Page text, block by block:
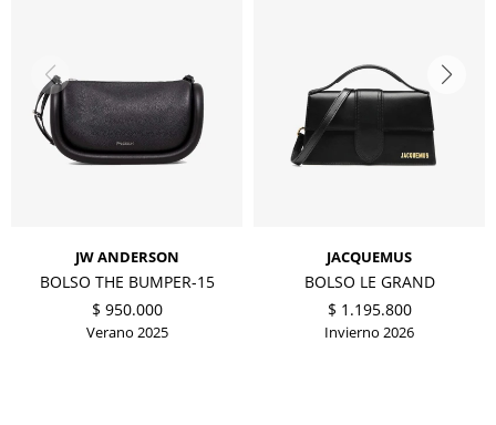
JW ANDERSON
BOLSO THE BUMPER-15
$ 950.000
Verano 2025
JACQUEMUS
BOLSO LE GRAND
$ 1.195.800
Invierno 2026